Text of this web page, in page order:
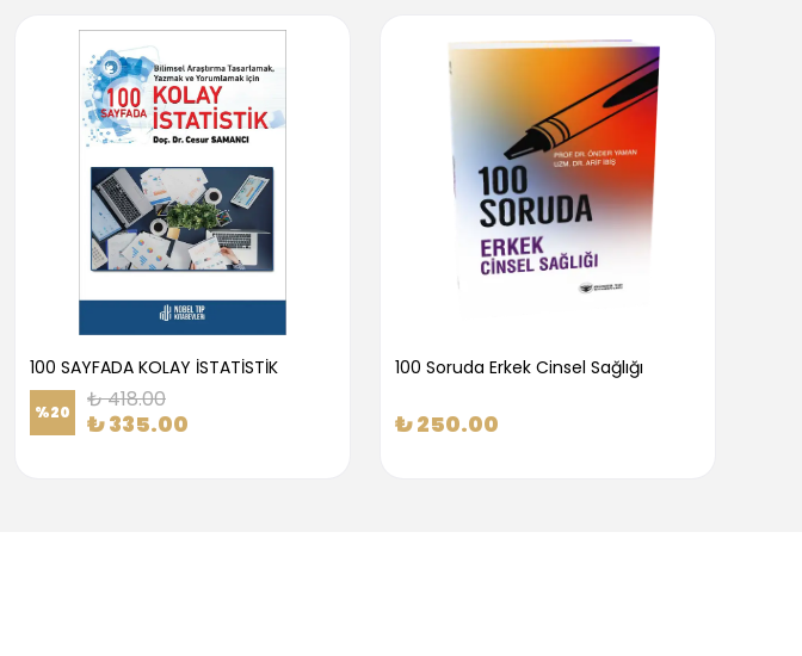
100 SAYFADA KOLAY İSTATİSTİK
%20 ₺ 418.00
₺ 335.00
100 Soruda Erkek Cinsel Sağlığı
₺ 250.00